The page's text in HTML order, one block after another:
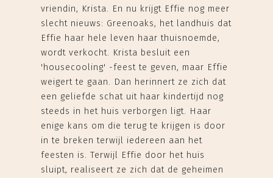
vriendin, Krista. En nu krijgt Effie nog meer
slecht nieuws: Greenoaks, het landhuis dat
Effie haar hele leven haar thuisnoemde,
wordt verkocht. Krista besluit een
'housecooling' -feest te geven, maar Effie
weigert te gaan. Dan herinnert ze zich dat
een geliefde schat uit haar kindertijd nog
steeds in het huis verborgen ligt. Haar
enige kans om die terug te krijgen is door
in te breken terwijl iedereen aan het
feesten is. Terwijl Effie door het huis
sluipt, realiseert ze zich dat de geheimen